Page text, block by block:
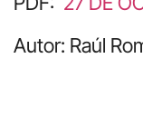
Autor: Raúl